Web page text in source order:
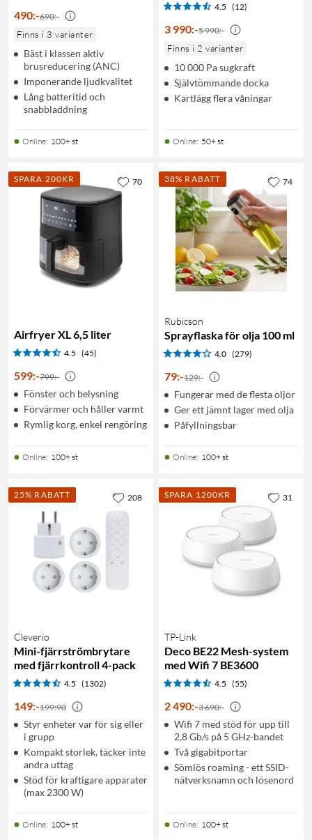
490:-690:-
Finns i 3 varianter
Bäst i klassen aktiv
brusreducering (ANC)
Imponerande ljudkvalitet
Lång batteritid och
snabbladdning
Online: 100+ st
4.5 (12)
3 990:-5 990:-
Finns i 2 varianter
10 000 Pa sugkraft
Självtömmande docka
Kartlägg flera våningar
Online: 50+ st
SPARA 200KR
Airfryer XL 6,5 liter
4.5 (45)
599:-799:-
Fönster och belysning
Förvärmer och håller varmt
Rymlig korg, enkel rengöring
Online: 100+ st
70 38% RABATT
Rubicson
Sprayflaska för olja 100 ml
4.0 (279)
79:-129:-
Fungerar med de flesta oljor
Ger ett jämnt lager med olja
Påfyllningsbar
Online: 100+ st
74
25% RABATT
Cleverio
Mini-fjärrströmbrytare
med fjärrkontroll 4-pack
4.5 (1302)
149:-199:90
Styr enheter var för sig eller
i grupp
Kompakt storlek, täcker inte
andra uttag
Stöd för kraftigare apparater
(max 2300 W)
Online: 100+ st
208 SPARA 1200KR
TP-Link
Deco BE22 Mesh-system
med Wifi 7 BE3600
4.5 (55)
2 490:-3 690:-
Wifi 7 med stöd för upp till
2,8 Gb/s på 5 GHz-bandet
Två gigabitportar
Sömlös roaming - ett SSID-
nätverksnamn och lösenord
Online: 100+ st
31